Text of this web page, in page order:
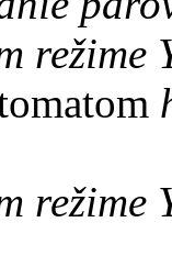
režime
režime